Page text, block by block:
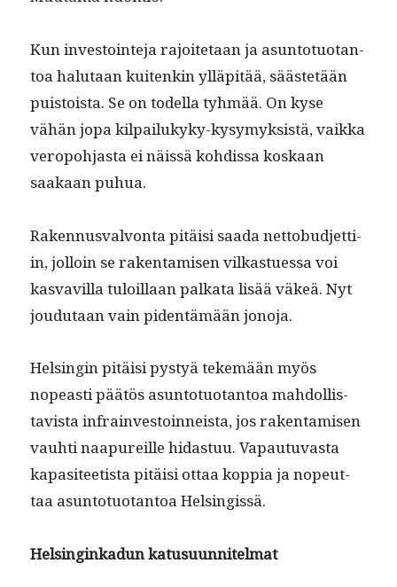
Kun investoin­te­ja rajoite­taan ja asun­to­tuotan­
toa halu­taan kuitenkin ylläpitää, säästetään
puis­toista. Se on todel­la tyh­mää. On kyse
vähän jopa kil­pailukyky-kysymyk­sistä, vaik­ka
veropo­h­jas­ta ei näis­sä kohdis­sa koskaan
saakaan puhua.
Raken­nus­valvon­ta pitäisi saa­da net­to­bud­jet­ti­
in, jol­loin se rak­en­tamisen vilka­stues­sa voi
kas­vav­il­la tuloil­laan palkata lisää väkeä. Nyt
joudu­taan vain piden­tämään jonoja.
Helsin­gin pitäisi pystyä tekemään myös
nopeasti päätös asun­to­tuotan­toa mah­dol­lis­
tavista infrain­vestoin­neista, jos rak­en­tamisen
vauhti naa­pureille hidas­tuu. Vapau­tu­vas­ta
kap­a­siteetista pitäisi ottaa kop­pia ja nopeut­
taa asun­to­tuotan­toa Helsingissä.
Helsinginkadun katusu­un­nitel­mat